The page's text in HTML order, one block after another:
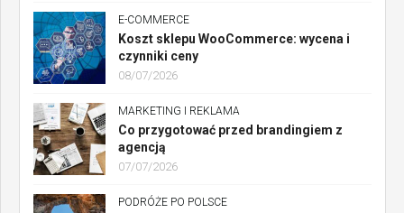
E-COMMERCE
Koszt sklepu WooCommerce: wycena i
czynniki ceny
08/07/2026
MARKETING I REKLAMA
Co przygotować przed brandingiem z
agencją
07/07/2026
PODRÓŻE PO POLSCE